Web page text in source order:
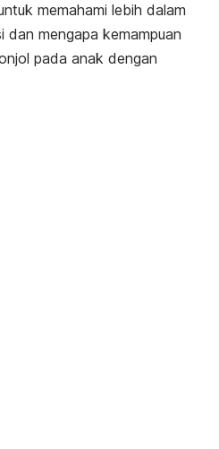
memahami lebih dalam
mengapa kemampuan
pada anak dengan